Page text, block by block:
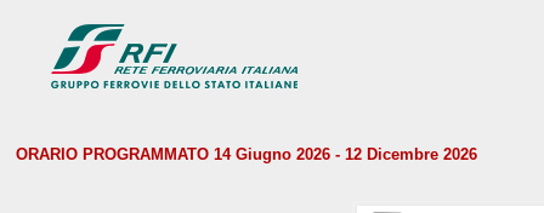
ORARIO PROGRAMMATO 14 Giugno 2026 - 12 Dicembre 2026